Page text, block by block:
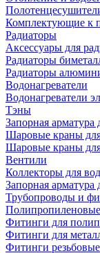
Комплектующие к
Радиаторы
Аксессуары для
Радиаторы
Радиаторы
Водонагреватели
Водонагреватели
Тэны
Запорная арматура
Шаровые краны
Шаровые краны для
Вентили
Коллекторы для
Запорная арматура
Трубопроводы и
Фитинги для
Фитинги для
Фитинги